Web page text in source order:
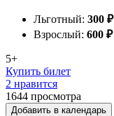
Льготный: 300 ₽
Взрослый: 600 ₽
5+
Купить билет
2 нравится
1644 просмотра
Добавить в календарь